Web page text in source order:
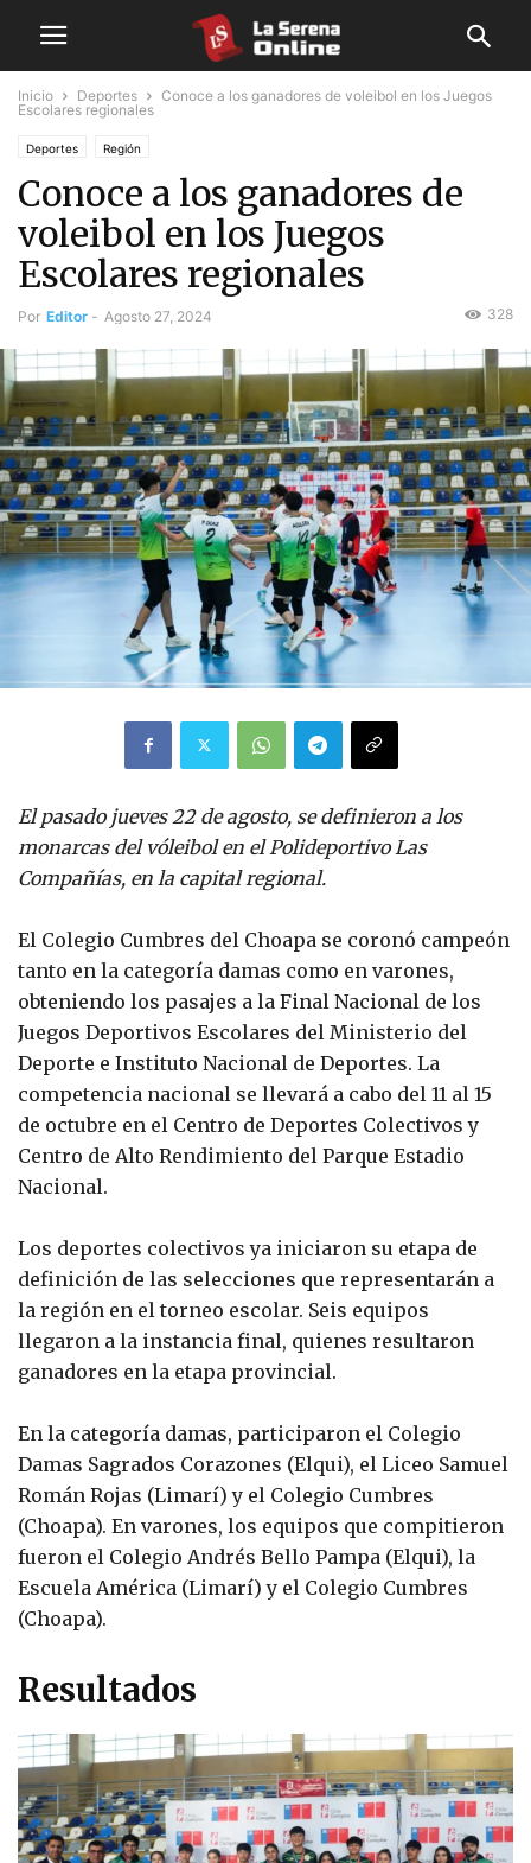
Inicio Deportes
Conoce a los ganadores de voleibol en los Juegos
Escolares regionales
Deportes Región
Conoce a los ganadores de
voleibol en los Juegos
Escolares regionales
Por Editor - Agosto 27, 2024 328
El pasado jueves 22 de agosto, se definieron a los
monarcas del vóleibol en el Polideportivo Las
Compañías, en la capital regional.
El Colegio Cumbres del Choapa se coronó campeón
tanto en la categoría damas como en varones,
obteniendo los pasajes a la Final Nacional de los
Juegos Deportivos Escolares del Ministerio del
Deporte e Instituto Nacional de Deportes. La
competencia nacional se llevará a cabo del 11 al 15
de octubre en el Centro de Deportes Colectivos y
Centro de Alto Rendimiento del Parque Estadio
Nacional.
Los deportes colectivos ya iniciaron su etapa de
definición de las selecciones que representarán a
la región en el torneo escolar. Seis equipos
llegaron a la instancia final, quienes resultaron
ganadores en la etapa provincial.
En la categoría damas, participaron el Colegio
Damas Sagrados Corazones (Elqui), el Liceo Samuel
Román Rojas (Limarí) y el Colegio Cumbres
(Choapa). En varones, los equipos que compitieron
fueron el Colegio Andrés Bello Pampa (Elqui), la
Escuela América (Limarí) y el Colegio Cumbres
(Choapa).
Resultados